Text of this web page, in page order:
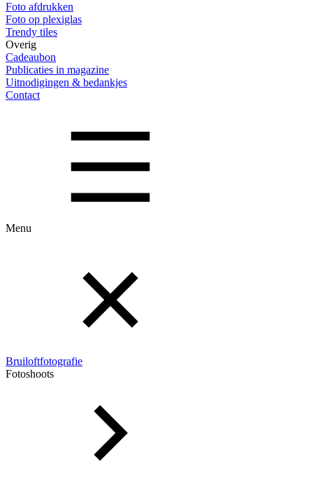
Foto afdrukken
Foto op plexiglas
Trendy tiles
Overig
Cadeaubon
Publicaties in magazine
Uitnodigingen & bedankjes
Contact
Menu
Bruiloftfotografie
Fotoshoots